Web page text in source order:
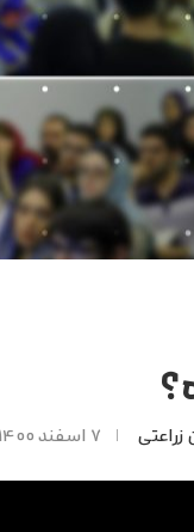
۷ اسفند ۱۴۰۰